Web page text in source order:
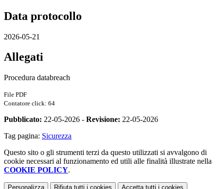
Data protocollo
2026-05-21
Allegati
Procedura databreach
File PDF
Contatore click: 64
Pubblicato: 22-05-2026 - Revisione: 22-05-2026
Tag pagina: Sicurezza
Questo sito o gli strumenti terzi da questo utilizzati si avvalgono di
cookie necessari al funzionamento ed utili alle finalità illustrate nella
COOKIE POLICY.
Personalizza Rifiuta tutti i cookies Accetta tutti i cookies